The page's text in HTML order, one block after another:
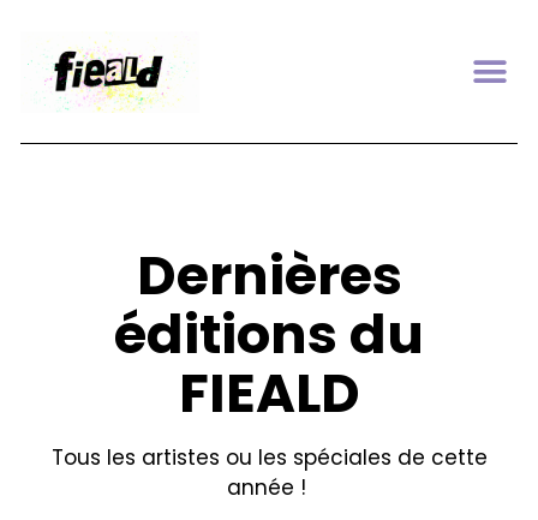
Dernières
éditions du
FIEALD
Tous les artistes ou les spéciales de cette
année !